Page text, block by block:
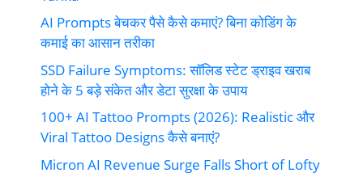
AI Prompts बेचकर पैसे कैसे कमाएं? बिना कोडिंग के
कमाई का आसान तरीका
SSD Failure Symptoms: सॉलिड स्टेट ड्राइव खराब
होने के 5 बड़े संकेत और डेटा सुरक्षा के उपाय
100+ AI Tattoo Prompts (2026): Realistic और
Viral Tattoo Designs कैसे बनाएं?
Micron AI Revenue Surge Falls Short of Lofty